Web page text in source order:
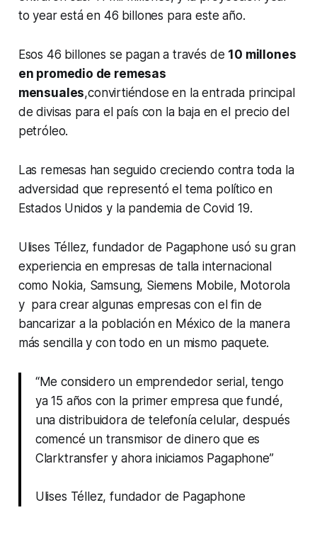
to yearestá en 46 billones para este año.
Esos 46 billones se pagan a través de 10 millones
en promedio de remesas
mensuales,convirtiéndose en la entrada principal
de divisas para el país con la baja en el precio del
petróleo.
Las remesas han seguido creciendo contra toda la
adversidad que representó el tema político en
Estados Unidos y la pandemia de Covid 19.
Ulises Téllez, fundador de Pagaphone usó su gran
experiencia en empresas de talla internacional
como Nokia, Samsung, Siemens Mobile, Motorola
y para crear algunas empresas con el fin de
bancarizar a la población en México de la manera
más sencilla y con todo en un mismo paquete.
“Me considero un emprendedor serial, tengo
ya 15 años con la primer empresa que fundé,
una distribuidora de telefonía celular, después
comencé un transmisor de dinero que es
Clarktransfer y ahora iniciamos Pagaphone”
Ulises Téllez, fundador de Pagaphone